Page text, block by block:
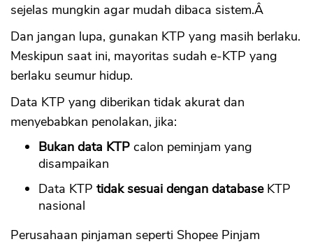
sejelas mungkin agar mudah dibaca sistem.Â
Dan jangan lupa, gunakan KTP yang masih berlaku.
Meskipun saat ini, mayoritas sudah e-KTP yang
berlaku seumur hidup.
Data KTP yang diberikan tidak akurat dan
menyebabkan penolakan, jika:
Bukan data KTP calon peminjam yang
disampaikan
Data KTP tidak sesuai dengan databaseKTP
nasional
Perusahaan pinjaman seperti Shopee Pinjam